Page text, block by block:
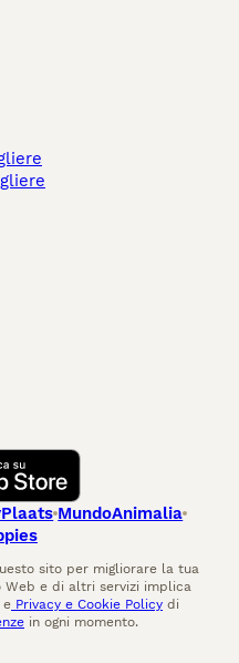
MundoAnimalia
sito per migliorare la tua
Web e di altri servizi implica
e Privacy e Cookie Policy di
in ogni momento.